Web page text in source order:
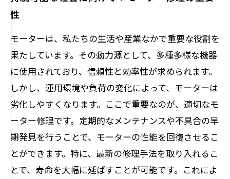
性
モーターは、私たちの生活や産業なかで重要な役割を
果たしています。その動力源として、多種多様な機器
に使用されており、信頼性と効率性が求められます。
しかし、運用環境や負荷の変化によって、モーターは
劣化しやすくなります。ここで重要なのが、適切なモ
ーター修理です。定期的なメンテナンスや不具合の早
期発見を行うことで、モーターの性能を回復させるこ
とができます。特に、最新の修理手法を取り入れるこ
とで、寿命を大幅に延ばすことが可能です。これによ